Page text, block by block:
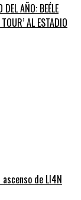
AÑO: BEÉLE
AL ESTADIO
de LI4N